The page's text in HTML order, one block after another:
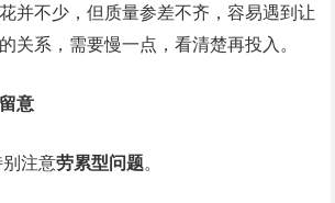
并不少，但质量参差不齐，容易遇到让
关系，需要慢一点，看清楚再投入。
意
注意劳累型问题。